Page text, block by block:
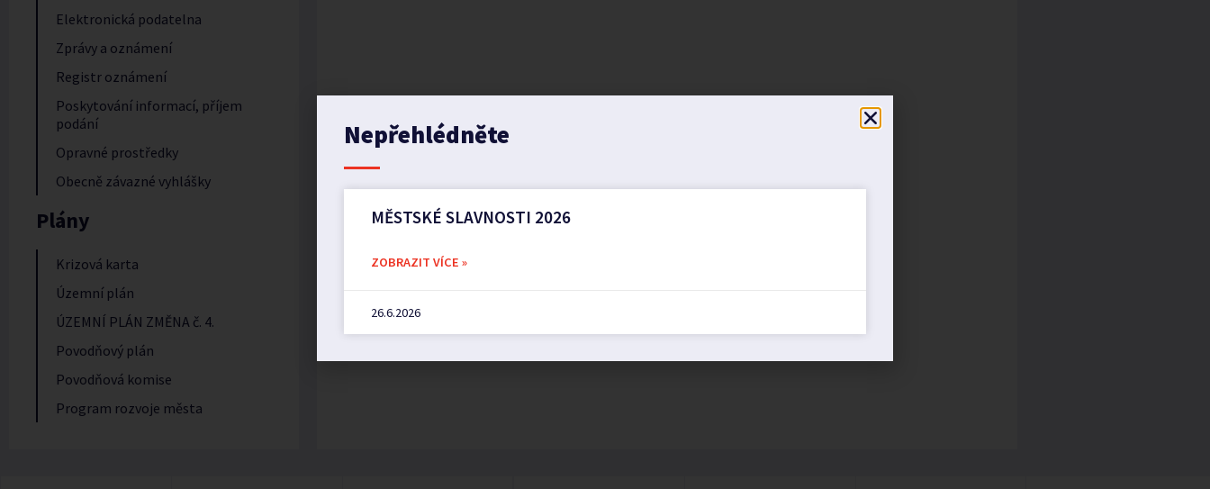
Elektronická podatelna
Zprávy a oznámení
Registr oznámení
Poskytování informací, příjem
podání
Opravné prostředky
Obecně závazné vyhlášky
Plány
Krizová karta
Územní plán
ÚZEMNÍ PLÁN ZMĚNA č. 4.
Povodňový plán
Povodňová komise
Program rozvoje města
Nepřehlédněte
MĚSTSKÉ SLAVNOSTI 2026
ZOBRAZIT VÍCE »
26.6.2026